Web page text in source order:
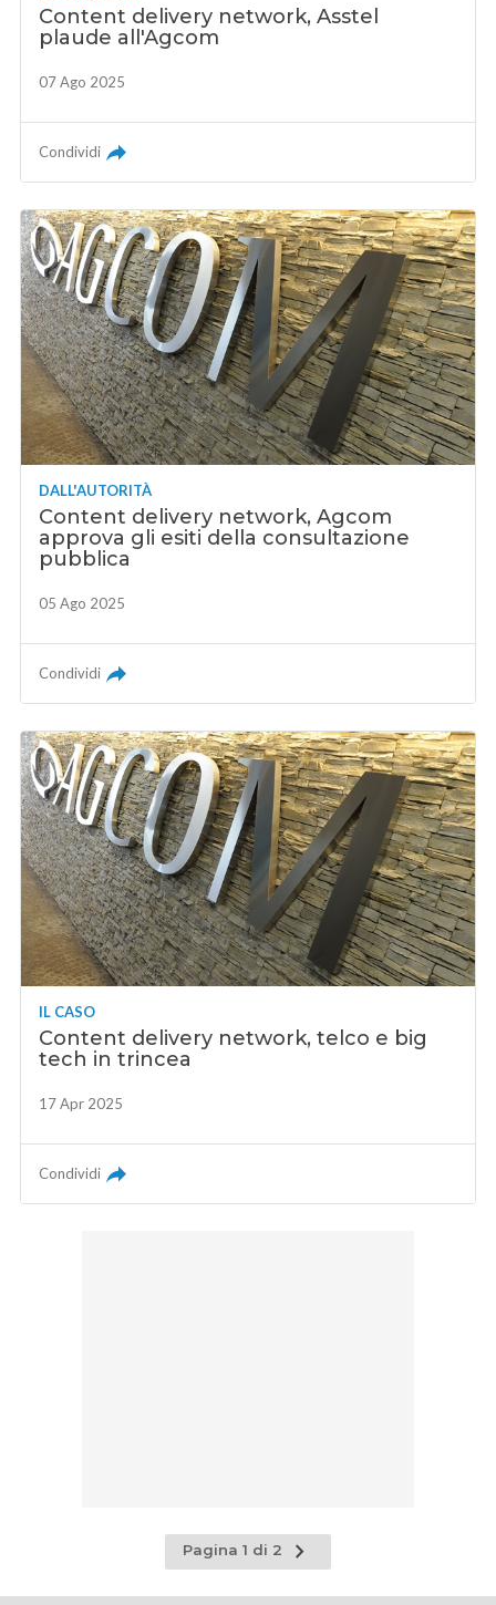
Content delivery network, Asstel
plaude all'Agcom
07 Ago 2025
Condividi
DALL'AUTORITÀ
Content delivery network, Agcom
approva gli esiti della consultazione
pubblica
05 Ago 2025
Condividi
IL CASO
Content delivery network, telco e big
tech in trincea
17 Apr 2025
Condividi
Pagina 1 di 2
Pagina
successiva